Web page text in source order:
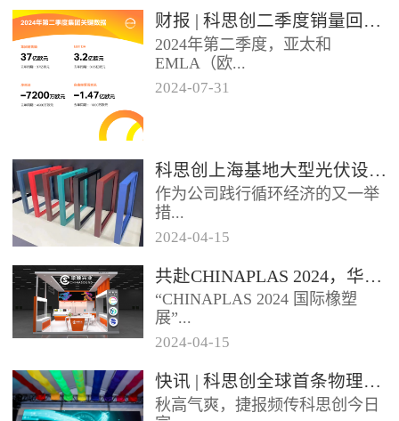
财报 | 科思创二季度销量回升，稳步推进转型
2024年第二季度，亚太和
EMLA（欧...
2024-07-31
科思创上海基地大型光伏设施投运，聚氨酯创新赋能绿色能源
作为公司践行循环经济的又一举
措...
位于科思创上海一体化基地的大
型分布式光伏发电项目已于日前
正式启用实现全容量并网发电该
项目使...
2024-04-15
共赴CHINAPLAS 2024，华顺兴业邀您一同探索，共塑未来！
“CHINAPLAS 2024 国际橡塑
展”...
，作为亚洲首屈一指的塑料和橡
胶工业展览会，将于2024年4月
23 - 26日...
2024-04-15
快讯 | 科思创全球首条物理回收聚碳酸酯专用生产线在上海投产
秋高气爽，捷报频传科思创今日